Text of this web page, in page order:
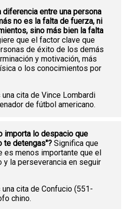
diferencia entre una persona
no es la falta de fuerza, ni
sino más bien la falta
que el factor clave que
de éxito de los demás
y motivación, más
o los conocimientos por
una cita de Vince Lombardi
de fútbol americano.
importa lo despacio que
te detengas"? Significa que
es menos importante que el
y la perseverancia en seguir
una cita de Confucio (551-
chino.